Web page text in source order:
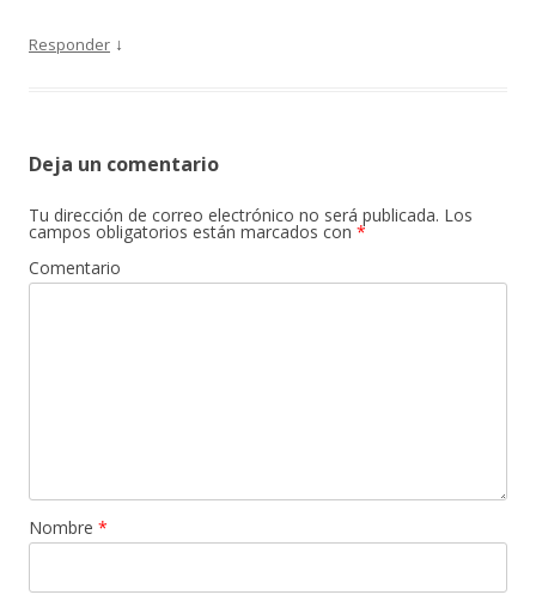
Responder ↓
Deja un comentario
Tu dirección de correo electrónico no será publicada. Los
campos obligatorios están marcados con *
Comentario
Nombre *